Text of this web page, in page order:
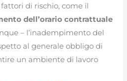
di rischio, come il
dell’orario contrattuale
– l’inadempimento del
al generale obbligo di
un ambiente di lavoro